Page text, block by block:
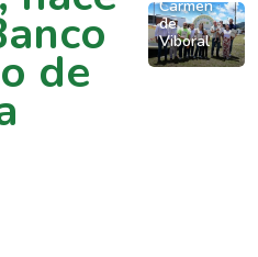
de
Mes
de
la
“Mi
Casa
y
VIVA
llevan
Gobernación
de
Antioquia
Carmen
de
Viboral